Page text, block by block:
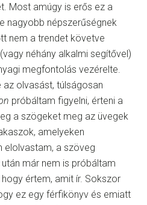
Most amúgy is erős ez a
nagyobb népszerűségnek
nem a trendet követve
néhány alkalmi segítővel)
megfontolás vezérelte.
olvasást, túlságosan
próbáltam figyelni, érteni a
a szögeket meg az üvegek
amelyeken
elolvastam, a szöveg
már nem is próbáltam
értem, amit ír. Sokszor
ez egy férfikönyv és emiatt